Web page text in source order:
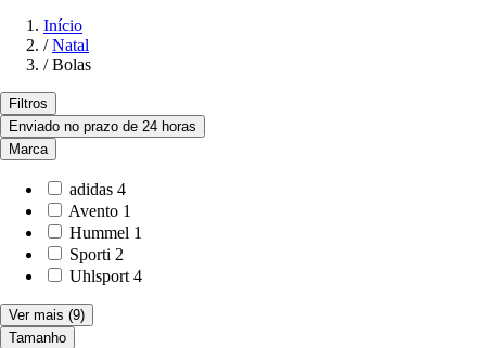
Início
/ Natal
/ Bolas
Filtros
Enviado no prazo de 24 horas
Marca
adidas 4
Avento 1
Hummel 1
Sporti 2
Uhlsport 4
Ver mais (9)
Tamanho